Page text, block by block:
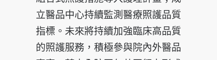
立醫品中心持續監測醫療照護品質
指標。未來將持續加強臨床高品質
的照護服務，積極參與院內外醫品